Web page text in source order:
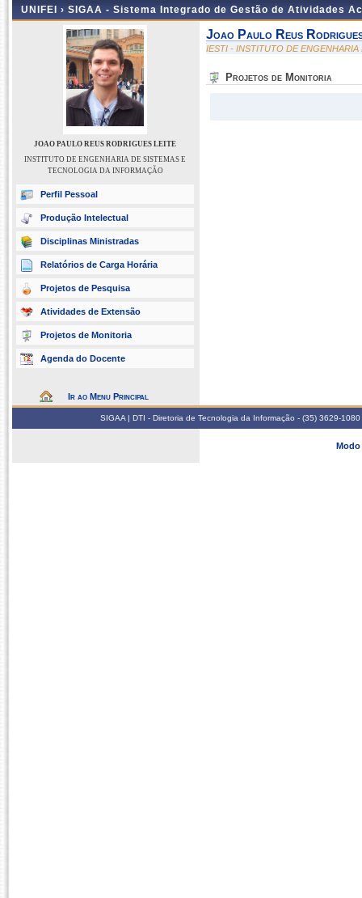
UNIFEI › SIGAA - Sistema Integrado de Gestão de Atividades
JOAO PAULO REUS RODRIGUES LEITE
INSTITUTO DE ENGENHARIA DE SISTEMAS E
TECNOLOGIA DA INFORMAÇÃO
Perfil Pessoal
Produção Intelectual
Disciplinas Ministradas
Relatórios de Carga Horária
Projetos de Pesquisa
Atividades de Extensão
Projetos de Monitoria
Agenda do Docente
Ir ao Menu Principal
Joao Paulo Reus
IESTI - INSTITUTO DE
Projetos de Monitoria
SIGAA | DTI - Diretoria de Tecnologia da Informação - (35) 3629-
Modo